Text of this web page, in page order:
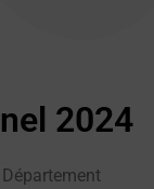
2024